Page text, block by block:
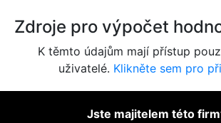
Zdroje pro výpočet
K těmto údajům mají přístup
uživatelé. Klikněte sem pro
Jste majitelem této